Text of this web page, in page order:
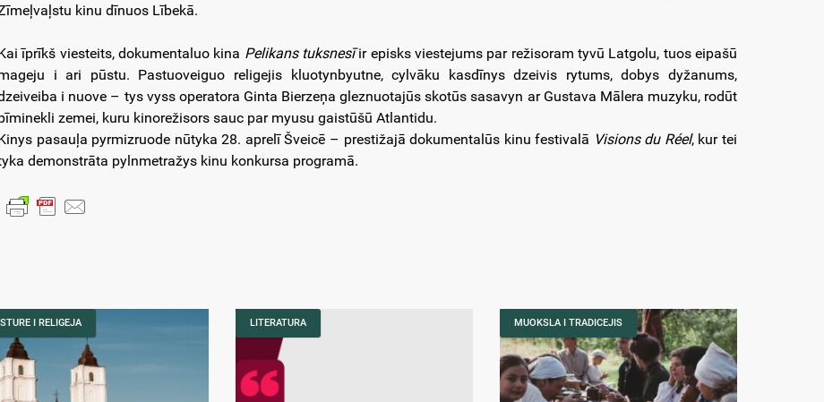
kinu dīnuos Lībekā.
īprīkš viesteits, dokumentaluo kina Pelikans tuksnesīir episks viestejums par režisoram tyvū Latgolu, tuos eipašū
i ari pūstu. Pastuoveiguo religejis kluotynbyutne, cylvāku kasdīnys dzeivis rytums, dobys dyžanums,
i nuove – tys vyss operatora Ginta Bierzeņa gleznuotajūs skotūs sasavyn ar Gustava Mālera muzyku, rodūt
zemei, kuru kinorežisors sauc par myusu gaistūšū Atlantidu.
pasauļa pyrmizruode nūtyka 28. aprelī Šveicē – prestižajā dokumentalūs kinu festivalā Visions du Réel, kur tei
demonstrāta pylnmetražys kinu konkursa programā.
I RELIGEJA LITERATURA MUOKSLA I TRADICEJIS